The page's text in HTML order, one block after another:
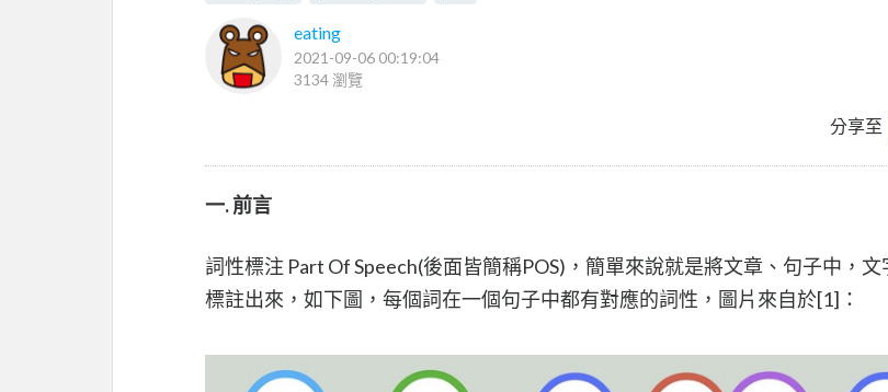
eating
2021-09-06 00:19:04
3134 瀏覽
分享至
一. 前言
詞性標注 Part Of Speech(後面皆簡稱POS)，簡單來說就是將文章、句子中，
標註出來，如下圖，每個詞在一個句子中都有對應的詞性，圖片來自於[1]：